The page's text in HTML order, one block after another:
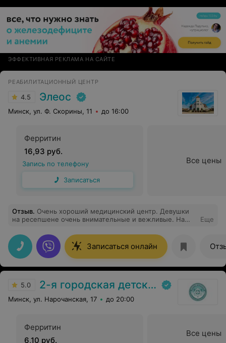
ЭФФЕКТИВНАЯ РЕКЛАМА НА САЙТЕ
РЕАБИЛИТАЦИОННЫЙ ЦЕНТР
4.5 Элеос
Минск, ул. Ф. Скорины, 11 до 16:00
Ферритин
16,93 руб.
Запись по телефону
Записаться
Все цены
Отзыв. Очень хороший медицинский центр. Девушки
на ресепшене очень внимательные и вежливые. На
Елены Николаевны: ответила подробно на все мои
вопросы, все объяснила и дала нужные рекомендации.
Спасибо!
Еще
Записаться онлайн
5.0 2-я городская детская клиническая больница
Минск, ул. Нарочанская, 17 до 20:00
Ферритин
6,10 руб.
Все цены